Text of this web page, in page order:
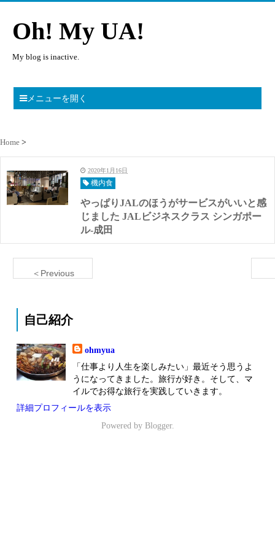
Oh! My UA!
My blog is inactive.
メニューを開く
Home
2020年1月16日
機内食
やっぱりJALのほうがサービスがいいと感
じました JALビジネスクラス シンガポー
ル-成田
＜Previous
自己紹介
ohmyua
「仕事より人生を楽しみたい」最近そう思うよ
うになってきました。旅行が好き。そして、マ
イルでお得な旅行を実践していきます。
詳細プロフィールを表示
Powered by Blogger.